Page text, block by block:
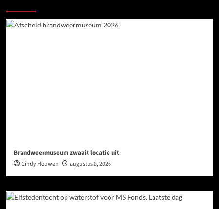
Brandweermuseum zwaait locatie uit
Cindy Houwen augustus 8, 2026